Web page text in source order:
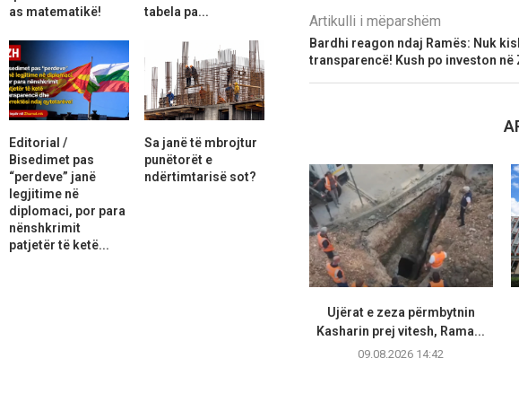
Artikulli i mëparshëm
Bardhi reagon ndaj Ramës: Nuk
transparencë! Kush po investon në
Ujërat e zeza përmbytnin
Kasharin prej vitesh, Rama...
09.08.2026 14:42
as matematikë!
tabela pa...
Editorial /
Bisedimet pas
“perdeve” janë
legjitime në
diplomaci, por para
nënshkrimit
patjetër të ketë...
Sa janë të mbrojtur
punëtorët e
ndërtimtarisë sot?